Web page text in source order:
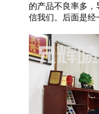
的产品不良率多，
信我们。后面是经